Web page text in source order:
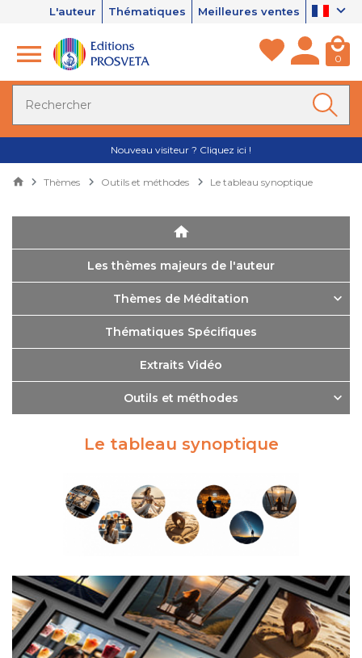
L'auteur Thématiques Meilleures ventes
0
Nouveau visiteur ? Cliquez ici !
Thèmes Outils et méthodes Le tableau synoptique
Les thèmes majeurs de l'auteur
Thèmes de Méditation
Thématiques Spécifiques
Extraits Vidéo
Outils et méthodes
Le tableau synoptique